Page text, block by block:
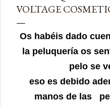
VOLTAGE
Os habéis dado
la peluquería os
pelo se
eso es debido
manos de las